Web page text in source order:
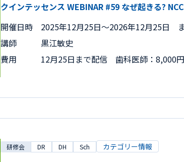
クインテッセンス WEBINAR #59 なぜ起きる?
開催日時
2025年12月25日〜2026年12月25日
講師
黒江敏史
費用
12月25日まで配信 歯科医師：8,000
研修会 DR DH Sch カテゴリー情報